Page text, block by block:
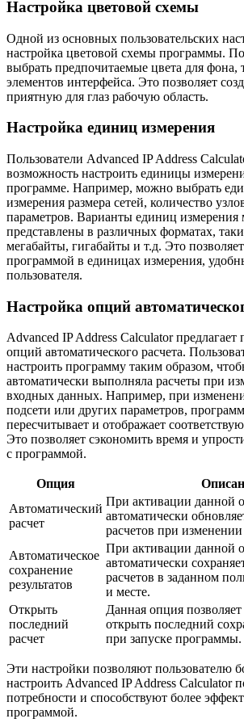
Настройка цветовой схемы
Одной из основных пользовательских
настройка цветовой схемы программы.
выбрать предпочитаемые цвета для фона,
элементов интерфейса. Это позволяет
приятную для глаз рабочую область.
Настройка единиц измерения
Пользователи Advanced IP Address
возможность настроить единицы
программе. Например, можно выбрать
измерения размера сетей, количество
параметров. Варианты единиц измерения
представлены в различных форматах,
мегабайты, гигабайты и т.д. Это
программой в единицах измерения,
пользователя.
Настройка опций
Advanced IP Address Calculator
опций автоматического расчета.
настроить программу таким образом,
автоматически выполняла расчеты при
входных данных. Например, при
подсети или других параметров,
пересчитывает и отображает
Это позволяет сэкономить время и
с программой.
Опция
Автоматический
расчет
При активации данной
автоматически
расчетов при
Автоматическое
сохранение
результатов
При активации данной
автоматически
расчетов в заданном
и месте.
Открыть
последний
расчет
Данная опция
открыть последний
при запуске программы.
Эти настройки позволяют пользователю
настроить Advanced IP Address Calculator
потребности и способствуют более
программой.